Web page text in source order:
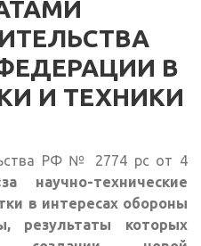
В
И ТЕХНИКИ
РФ № 2774 pc от 4
научно-технические
в интересах обороны
результаты которых